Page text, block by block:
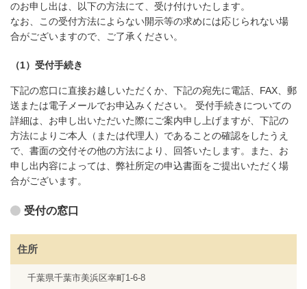
のお申し出は、以下の方法にて、受け付けいたします。
なお、この受付方法によらない開示等の求めには応じられない場
合がございますので、ご了承ください。
（1）受付手続き
下記の窓口に直接お越しいただくか、下記の宛先に電話、FAX、郵
送または電子メールでお申込みください。 受付手続きについての
詳細は、お申し出いただいた際にご案内申し上げますが、下記の
方法によりご本人（または代理人）であることの確認をしたうえ
で、書面の交付その他の方法により、回答いたします。また、お
申し出内容によっては、弊社所定の申込書面をご提出いただく場
合がございます。
受付の窓口
住所
千葉県千葉市美浜区幸町1-6-8